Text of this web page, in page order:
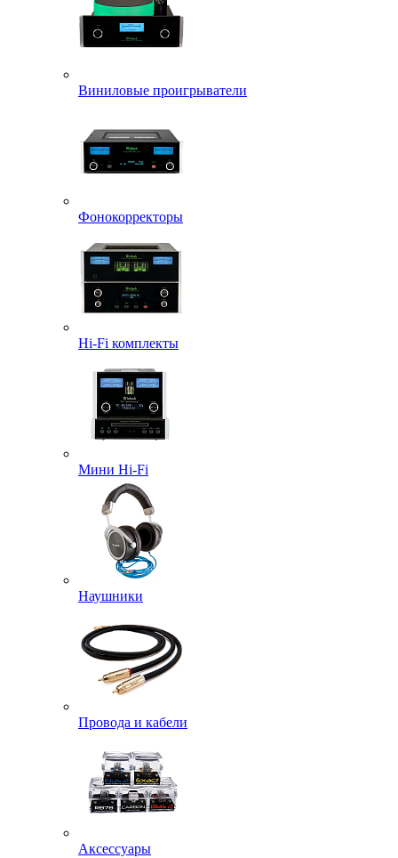
Виниловые проигрыватели
Фонокорректоры
Hi-Fi комплекты
Мини Hi-Fi
Наушники
Провода и кабели
Аксессуары